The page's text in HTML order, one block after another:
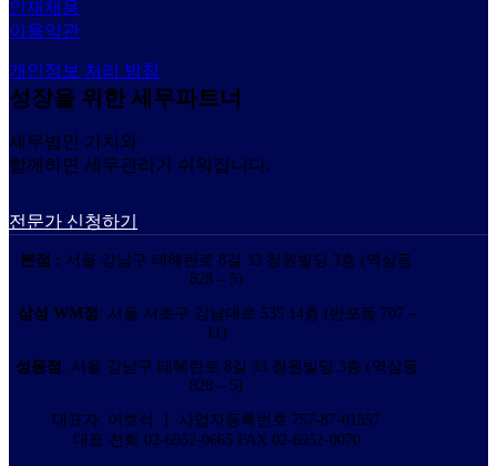
인재채용
이용약관
개인정보 처리 방침
성장을 위한 세무파트너
세무법인 가치와
함께하면 세무관리가 쉬워집니다.
전문가 신청하기
본점 : 서울 강남구 테헤란로 8길 33 청원빌딩 3층 (역삼동
828 – 5)
삼성 WM점 : 서울 서초구 강남대로 535 14층 (반포동 707 –
11)
성동점 : 서울 강남구 테헤란로 8길 33 청원빌딩 3층 (역삼동
828 – 5)
대표자: 이호석 ㅣ 사업자등록번호 757-87-01557
대표 전화 02-6952-0665 FAX 02-6952-0070